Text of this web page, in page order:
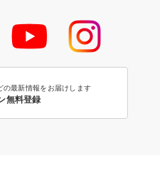
の最新情報をお届けします
無料登録